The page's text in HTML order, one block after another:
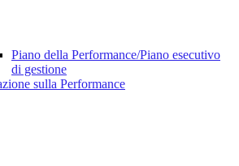
Piano della Performance/Piano esecutivo
di gestione
sulla Performance